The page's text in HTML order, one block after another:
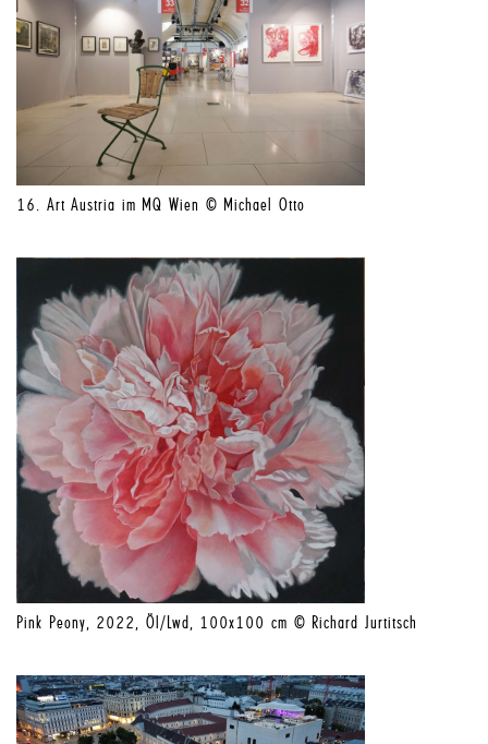
16. Art Austria im MQ Wien © Michael Otto
Pink Peony, 2022, Öl/Lwd, 100x100 cm © Richard Jurtitsch